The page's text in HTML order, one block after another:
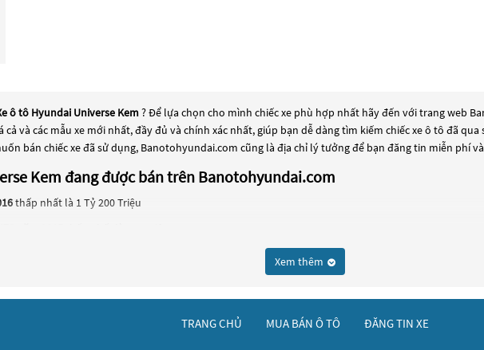
ô tô Hyundai Universe Kem? Để lựa chọn cho mình chiếc xe phù hợp nhất hãy đến với trang web
và các mẫu xe mới nhất, đầy đủ và chính xác nhất, giúp bạn dễ dàng tìm kiếm chiếc xe ô tô đã
bán chiếc xe đã sử dụng, Banotohyundai.com cũng là địa chỉ lý tưởng để bạn đăng tin miễn phí
Kem đang được bán trên Banotohyundai.com
thấp nhất là 1 Tỷ 200 Triệu
đang trở thành một lựa chọn phổ biến cho những người đang tìm kiếm chiếc xe đáng tin cậy. Và để
này có thể là những dòng xe đời cũ đã được nâng cấp, hoặc là các
Xem thêm
TRANG CHỦ MUA BÁN Ô TÔ ĐĂNG TIN XE